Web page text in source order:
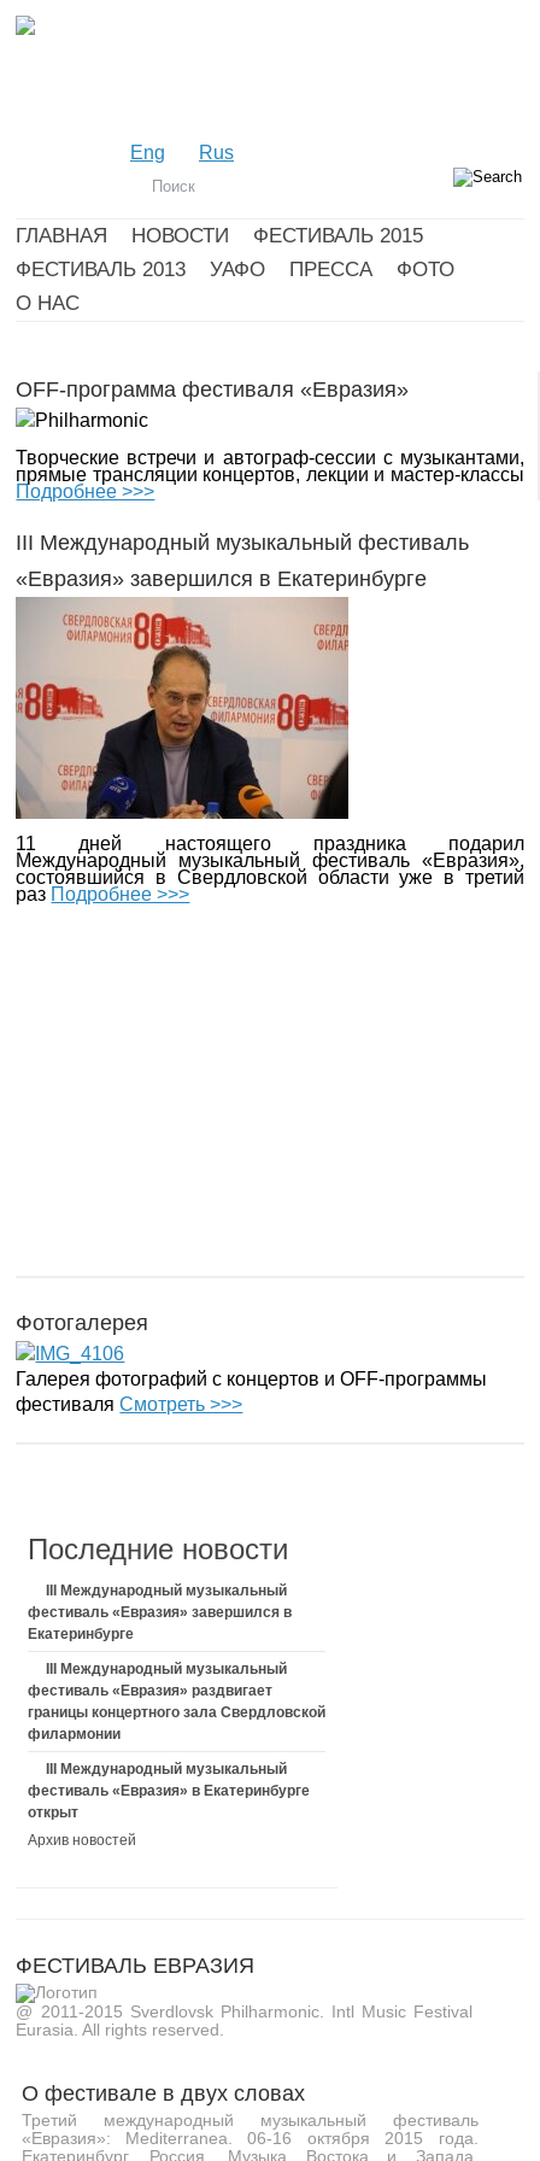
Eng Rus
ГЛАВНАЯ НОВОСТИ
ФЕСТИВАЛЬ 2015
ФЕСТИВАЛЬ 2013
УАФО ПРЕССА
ФОТО
О НАС
OFF-программа фестиваля «Евразия»
Творческие встречи и автограф-сессии с музыкантами,
прямые трансляции концертов, лекции и мастер-классы
Подробнее >>>
III Международный музыкальный фестиваль
«Евразия» завершился в Екатеринбурге
11 дней настоящего праздника подарил
Международный музыкальный фестиваль «Евразия»,
состоявшийся в Свердловской области уже в третий
раз Подробнее >>>
Фотогалерея
Галерея фотографий с концертов и OFF-программы
фестиваляСмотреть >>>
Последние новости
III Международный музыкальный
фестиваль «Евразия» завершился в
Екатеринбурге
III Международный музыкальный
фестиваль «Евразия» раздвигает
границы концертного зала Свердловской
филармонии
III Международный музыкальный
фестиваль «Евразия» в Екатеринбурге
открыт
Архив новостей
ФЕСТИВАЛЬ ЕВРАЗИЯ
@ 2011-2015 Sverdlovsk Philharmonic. Intl Music Festival
Eurasia. All rights reserved.
О фестивале в двух словах
Третий международный музыкальный фестиваль
«Евразия»: Mediterranea. 06-16 октября 2015 года.
Екатеринбург, Россия. Музыка Востока и Запада,